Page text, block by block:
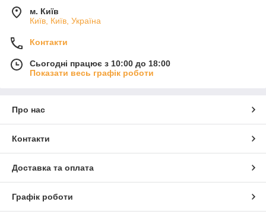
м. Київ
Київ, Київ, Україна
Контакти
Сьогодні працює з 10:00 до 18:00
Показати весь графік роботи
Про нас
Контакти
Доставка та оплата
Графік роботи